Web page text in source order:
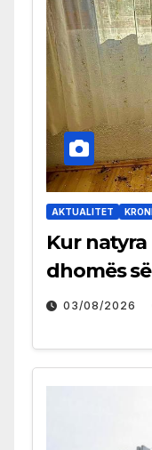
AKTUALITET
Kur
dhomës
03/08/2026